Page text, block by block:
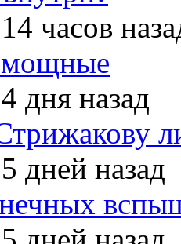
часов
дня назад
дней назад